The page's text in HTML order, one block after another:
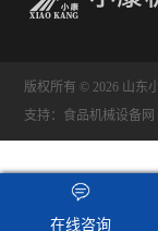
版权所有 © 2026 山东
支持： 食品机械设备网
在线咨询